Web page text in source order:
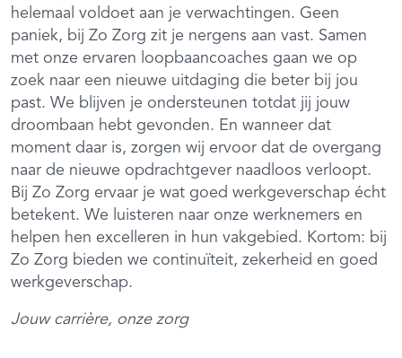
helemaal voldoet aan je verwachtingen. Geen
paniek, bij Zo Zorg zit je nergens aan vast. Samen
met onze ervaren loopbaancoaches gaan we op
zoek naar een nieuwe uitdaging die beter bij jou
past. We blijven je ondersteunen totdat jij jouw
droombaan hebt gevonden. En wanneer dat
moment daar is, zorgen wij ervoor dat de overgang
naar de nieuwe opdrachtgever naadloos verloopt.
Bij Zo Zorg ervaar je wat goed werkgeverschap écht
betekent. We luisteren naar onze werknemers en
helpen hen excelleren in hun vakgebied. Kortom: bij
Zo Zorg bieden we continuïteit, zekerheid en goed
werkgeverschap.
Jouw carrière, onze zorg